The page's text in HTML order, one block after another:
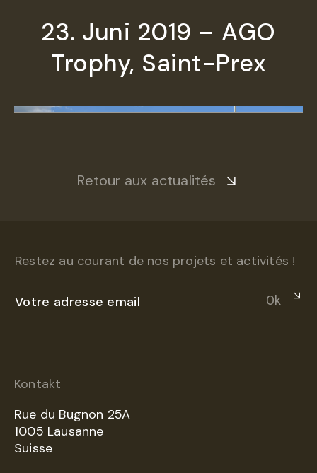
23. Juni 2019 – AGO
Trophy, Saint-Prex
Retour aux actualités
Restez au courant de nos projets et activités !
Ok
Kontakt
Rue du Bugnon 25A
1005 Lausanne
Suisse